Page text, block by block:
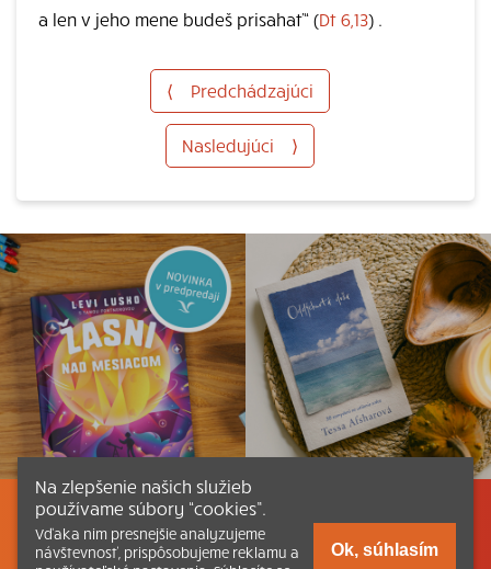
a len v jeho mene budeš prisahať“ (Dt 6,13) .
⟨ Predchádzajúci
Nasledujúci ⟩
Listovať Obsah Dokumenty a články
Na zlepšenie našich služieb
používame súbory “cookies”.
Vďaka nim presnejšie analyzujeme
návštevnosť, prispôsobujeme reklamu a
Ok, súhlasím